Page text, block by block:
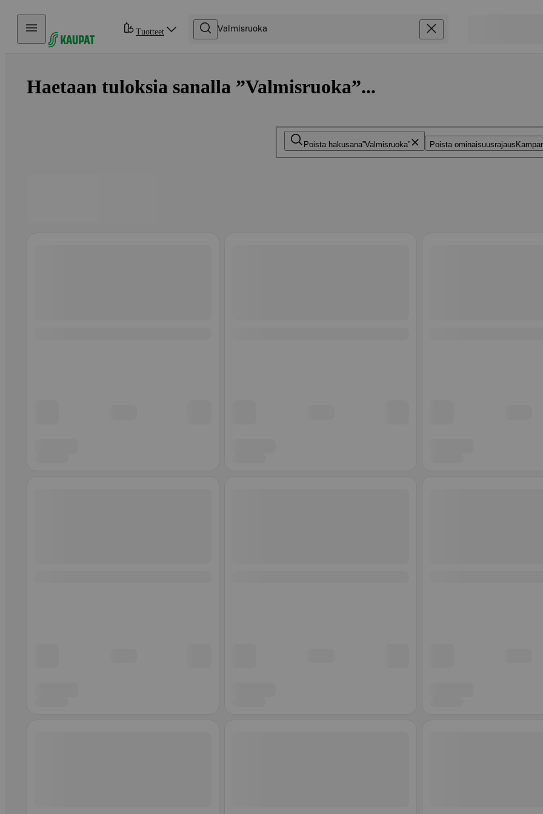
Hyppää sisältöön
Tuotteet
Haetaan tuloksia sanalla ”Valmisruoka”...
Poista hakusana Valmisruoka Poista ominaisuusrajaus